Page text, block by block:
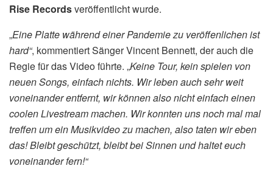
Rise Recordsveröffentlicht wurde.
„Eine Platte während einer Pandemie zu veröffenlichen ist
hard“, kommentiert Sänger Vincent Bennett, der auch die
Regie für das Video führte. „Keine Tour, kein spielen von
neuen Songs, einfach nichts. Wir leben auch sehr weit
voneinander entfernt, wir können also nicht einfach einen
coolen Livestream machen. Wir konnten uns noch mal mal
treffen um ein Musikvideo zu machen, also taten wir eben
das! Bleibt geschützt, bleibt bei Sinnen und haltet euch
voneinander fern!“